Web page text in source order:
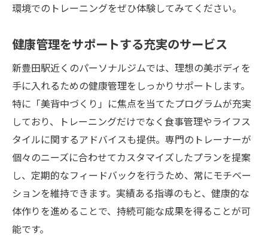
環境でのトレーニングをぜひ体験してみてください。
健康管理をサポートする充実のサービス
新豊田駅近くのパーソナルジムでは、理想の美ボディを
手に入れるための健康管理をしっかりサポートします。
特に「美背中づくり」に焦点を当てたプログラムが充実
しており、トレーニングだけでなく食事管理やライフス
タイルに関するアドバイスも提供。専門のトレーナーが
個々のニーズに合わせてカスタマイズしたプランを提案
し、定期的なフィードバックを行うため、常にモチベー
ションを維持できます。実績ある指導のもと、健康的な
体作りを進めることで、持続可能な成果を得ることが可
能です。